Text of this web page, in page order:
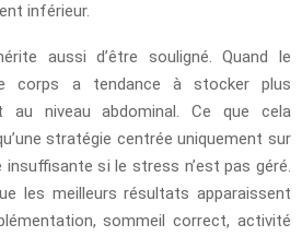
inférieur.
aussi d’être souligné. Quand le
corps a tendance à stocker plus
au niveau abdominal. Ce que cela
stratégie centrée uniquement sur
insuffisante si le stress n’est pas géré.
les meilleurs résultats apparaissent
sommeil correct, activité